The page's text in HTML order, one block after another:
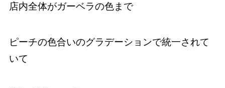
店内全体がガーベラの色まで
ピーチの色合いのグラデーションで統一されて
いて